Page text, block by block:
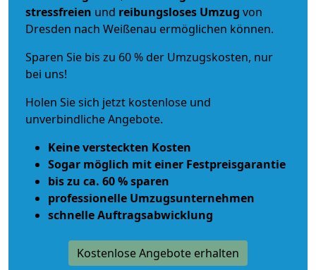
stressfreien und reibungsloses Umzug von
Dresden nach Weißenau ermöglichen können.
Sparen Sie bis zu 60 % der Umzugskosten, nur
bei uns!
Holen Sie sich jetzt kostenlose und
unverbindliche Angebote.
Keine versteckten Kosten
Sogar möglich mit einer Festpreisgarantie
bis zu ca. 60 % sparen
professionelle Umzugsunternehmen
schnelle Auftragsabwicklung
Kostenlose Angebote erhalten